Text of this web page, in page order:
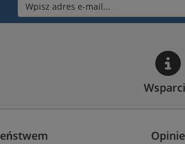
Wpisz adres e-mail...
Opinie